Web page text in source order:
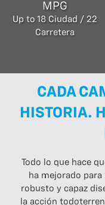
MPG
Up to 18 Ciudad / 22
Carretera
CADA
HISTORIA.
Todo lo que hace
ha mejorado
robusto y capaz
la acción